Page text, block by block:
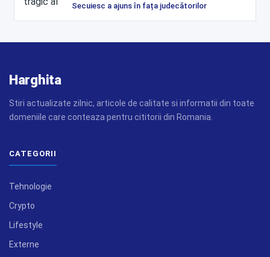
Secuiesc a ajuns în fața judecătorilor
Harghita
Stiri actualizate zilnic, articole de calitate si informatii din toate
domeniile care conteaza pentru cititorii din Romania.
CATEGORII
Tehnologie
Crypto
Lifestyle
Externe